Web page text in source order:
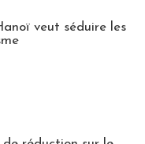
veut séduire les